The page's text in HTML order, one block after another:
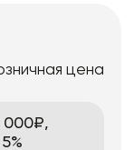
цена
000₽,